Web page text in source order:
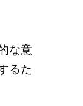
な意
るた